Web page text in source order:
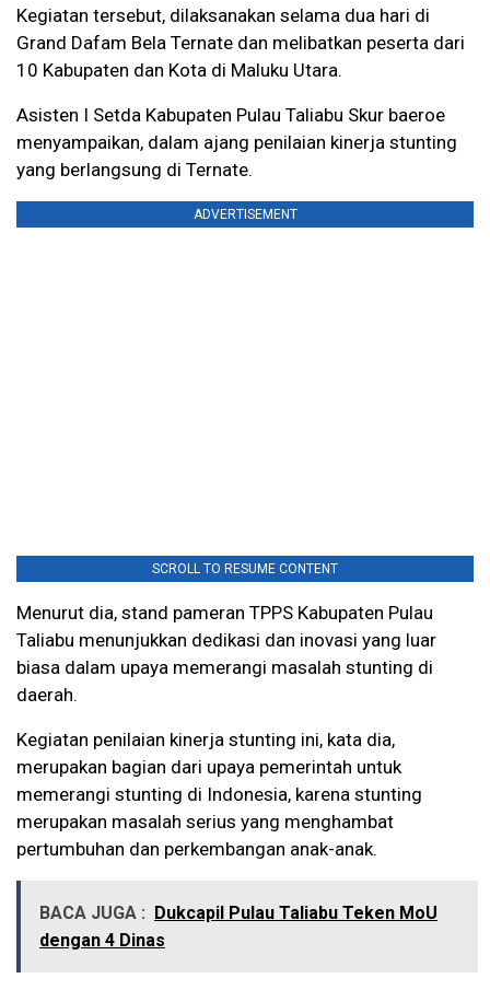
Kegiatan tersebut, dilaksanakan selama dua hari di
Grand Dafam Bela Ternate dan melibatkan peserta dari
10 Kabupaten dan Kota di Maluku Utara.
Asisten I Setda Kabupaten Pulau Taliabu Skur baeroe
menyampaikan, dalam ajang penilaian kinerja stunting
yang berlangsung di Ternate.
ADVERTISEMENT
SCROLL TO RESUME CONTENT
Menurut dia, stand pameran TPPS Kabupaten Pulau
Taliabu menunjukkan dedikasi dan inovasi yang luar
biasa dalam upaya memerangi masalah stunting di
daerah.
Kegiatan penilaian kinerja stunting ini, kata dia,
merupakan bagian dari upaya pemerintah untuk
memerangi stunting di Indonesia, karena stunting
merupakan masalah serius yang menghambat
pertumbuhan dan perkembangan anak-anak.
BACA JUGA :
Dukcapil Pulau Taliabu Teken MoU
dengan 4 Dinas